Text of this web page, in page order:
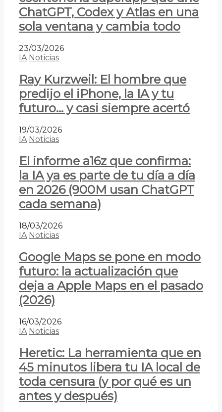
ChatGPT, Codex y Atlas en una
sola ventana y cambia todo
23/03/2026
IA Noticias
Ray Kurzweil: El hombre que
predijo el iPhone, la IA y tu
futuro… y casi siempre acertó
19/03/2026
IA Noticias
El informe a16z que confirma:
la IA ya es parte de tu día a día
en 2026 (900M usan ChatGPT
cada semana)
18/03/2026
IA Noticias
Google Maps se pone en modo
futuro: la actualización que
deja a Apple Maps en el pasado
(2026)
16/03/2026
IA Noticias
Heretic: La herramienta que en
45 minutos libera tu IA local de
toda censura (y por qué es un
antes y después)